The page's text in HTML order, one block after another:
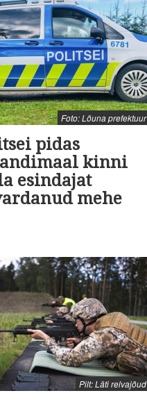
Foto: Lõuna prefektuur
pidas
kinni
esindajat
mehe
Pilt: Läti relvajõud